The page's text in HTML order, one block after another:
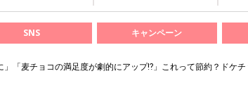
SNS キャンペーン
」「麦チョコの満足度が劇的にアップ⁉」これって節約？ドケ